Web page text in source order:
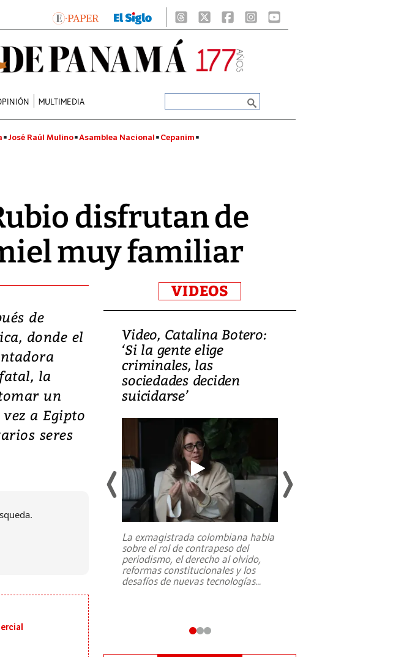
MULTIMEDIA
José Raúl Mulino Asamblea Nacional Cepanim
disfrutan de
muy familiar
de
donde el
la
un
a Egipto
seres
VIDEOS
Terremoto
y graves
martes 28 de
de Kumamoto,
una
Video, Catalina Botero:
‘Si la gente elige
criminales, las
sociedades deciden
suicidarse’
La exmagistrada colombiana habla
sobre el rol de contrapeso del
periodismo, el derecho al olvido,
reformas constitucionales y los
desafíos de nuevas tecnologías...